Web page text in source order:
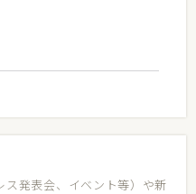
ス発表会、イベント等）や新